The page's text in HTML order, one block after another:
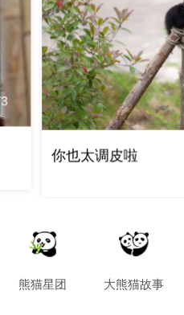
你也太调皮啦
熊猫星团 大熊猫故事